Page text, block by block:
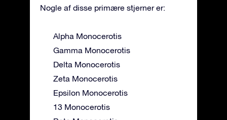
Nogle af disse primære stjerner er:
Alpha Monocerotis
Gamma Monocerotis
Delta Monocerotis
Zeta Monocerotis
Epsilon Monocerotis
13 Monocerotis